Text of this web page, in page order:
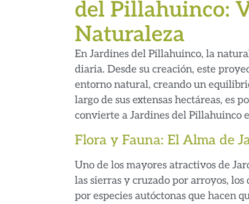
del Pillahuinco:
Naturaleza
En Jardines del Pillahuinco, la
diaria. Desde su creación, este
entorno natural, creando un
largo de sus extensas hectáreas, es
convierte a Jardines del Pillahuinco
Flora y Fauna: El Alma de
Uno de los mayores atractivos de
las sierras y cruzado por arroyos,
por especies autóctonas que hacen